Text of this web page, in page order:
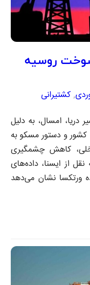
روسیه
, کشتیرانی
امسال، به دلیل
کشور و دستور مسکو به
کاهش چشمگیری
از ایسنا، داده‌های
ورتکسا نشان می‌دهد